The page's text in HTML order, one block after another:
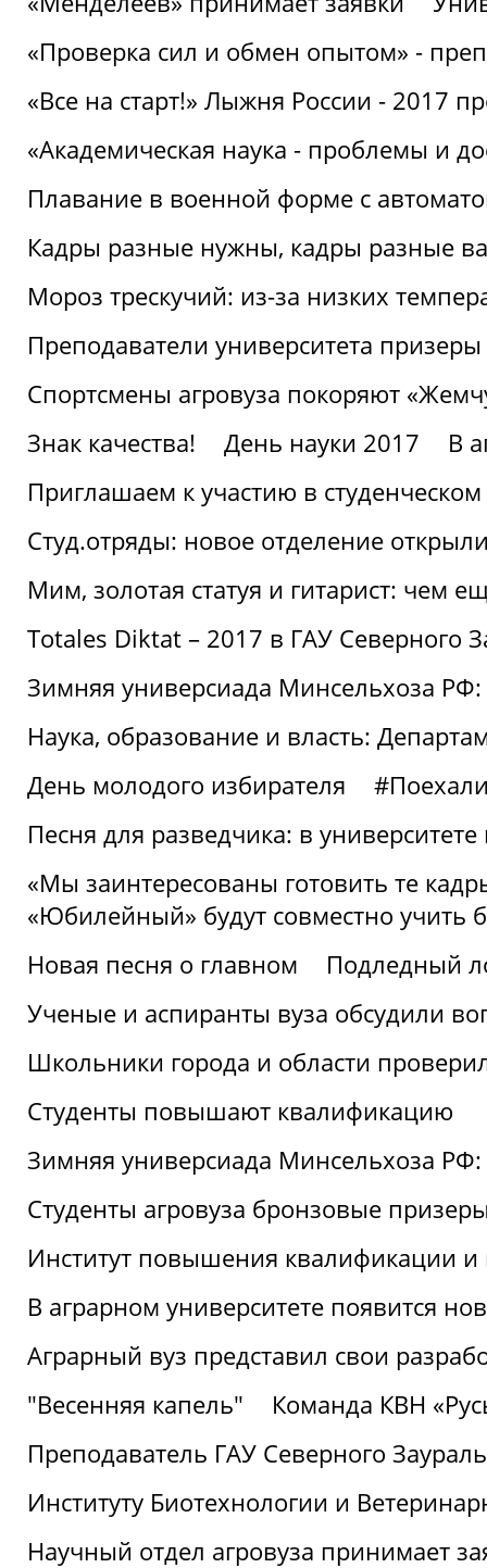
«Проверка сил и обмен опытом» -
«Все на старт!» Лыжня России - 2017
«Академическая наука - проблемы и
Плавание в военной форме с
Кадры разные нужны, кадры разные
Мороз трескучий: из-за низких
Преподаватели университета
Спортсмены агровуза покоряют
Знак качества!
День науки 2017
В
Приглашаем к участию в
Студ.отряды: новое отделение
Мим, золотая статуя и гитарист: чем
Totales Diktat – 2017 в ГАУ Северного
Зимняя универсиада Минсельхоза
Наука, образование и власть:
День молодого избирателя
Песня для разведчика: в
«Мы заинтересованы готовить те
«Юбилейный» будут совместно учить
Новая песня о главном
Подледный
Ученые и аспиранты вуза обсудили
Школьники города и области
Студенты повышают квалификацию
Зимняя универсиада Минсельхоза
Студенты агровуза бронзовые
Институт повышения квалификации и
В аграрном университете появится
Аграрный вуз представил свои
"Весенняя капель"
Команда КВН
Преподаватель ГАУ Северного
Институту Биотехнологии и
Научный отдел агровуза принимает